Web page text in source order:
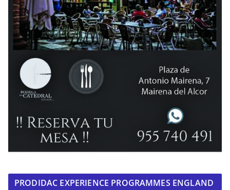
PRODIDAC EXPERIENCE PROGRAMMES ENGLAND